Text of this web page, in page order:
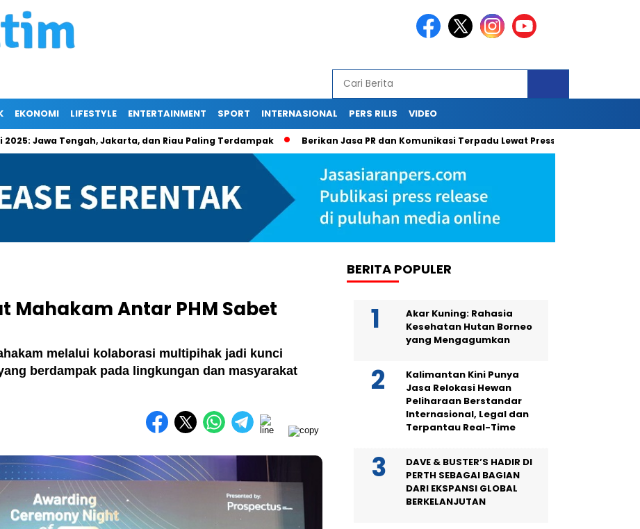
EKONOMI LIFESTYLE ENTERTAINMENT SPORT INTERNASIONAL PERS RILIS VIDEO
Tengah, Jakarta, dan Riau Paling Terdampak Berikan Jasa PR dan Komunikasi Terpadu Lewat Press Release, Sapulangit PR
Mahakam Antar PHM Sabet
melalui kolaborasi multipihak jadi kunci
berdampak pada lingkungan dan masyarakat
BERITA POPULER
Akar Kuning: Rahasia
Kesehatan Hutan Borneo
yang Mengagumkan
Kalimantan Kini Punya
Jasa Relokasi Hewan
Peliharaan Berstandar
Internasional, Legal dan
Terpantau Real-Time
DAVE & BUSTER’S HADIR DI
PERTH SEBAGAI BAGIAN
DARI EKSPANSI GLOBAL
BERKELANJUTAN